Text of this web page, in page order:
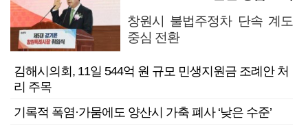
창원시 불법주정차 단속 계도
중심 전환
김해시의회, 11일 544억 원 규모 민생지원금 조례안 처
리 주목
기록적 폭염·가뭄에도 양산시 가축 폐사 ‘낮은 수준’